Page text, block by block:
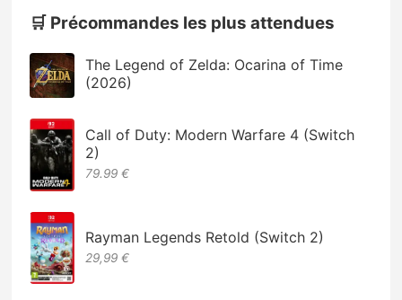
🛒 Précommandes les plus attendues
The Legend of Zelda: Ocarina of Time
(2026)
Call of Duty: Modern Warfare 4 (Switch
2)
79.99 €
Rayman Legends Retold (Switch 2)
29,99 €